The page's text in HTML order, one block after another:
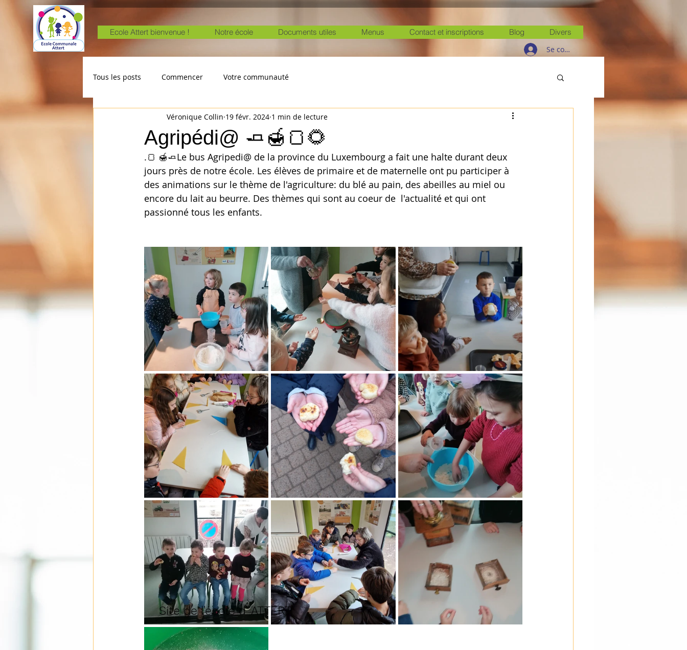
Ecole Attert bienvenue ! Notre école Documents utiles Menus Contact et inscriptions Blog
Divers
Se connecter
Tous les posts Commencer Votre communauté
Agripédi@ 🧈🍯🍞🌻
Véronique Collin 19 févr. 2024 1 min de lecture
.🍞 🍯🧈Le bus Agripedi@ de la province du Luxembourg a fait une halte durant deux
jours près de notre école. Les élèves de primaire et de maternelle ont pu participer à
des animations sur le thème de l'agriculture: du blé au pain, des abeilles au miel ou
encore du lait au beurre. Des thèmes qui sont au coeur de  l'actualité et qui ont
passionné tous les enfants.
Site de l'école d' ATTERT